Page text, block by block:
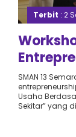
Terbit : 2
Rangka
SMAN
SMAN 13
Usaha
Sekitar” yang